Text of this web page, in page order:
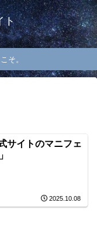
ト
そ。
サイトのマニフェ
2025.10.08